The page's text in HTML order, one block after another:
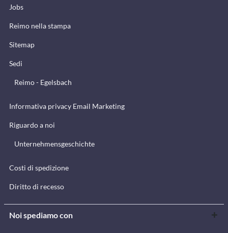
Jobs
Reimo nella stampa
Sitemap
Sedi
Reimo - Egelsbach
Informativa privacy Email Marketing
Riguardo a noi
Unternehmensgeschichte
Costi di spedizione
Diritto di recesso
Noi spediamo con